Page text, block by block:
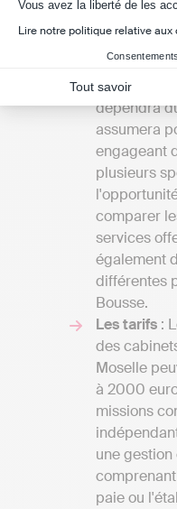
Vous avez la liberté de les
Lire notre politique relative aux
Tout savoir
fonction
des
comptable
dépendra
assumera
engageant
plusieurs
comparer
services
également
différentes
Bousse.
Les tarifs :
des
Moselle
à 2000
missions
une
paie ou